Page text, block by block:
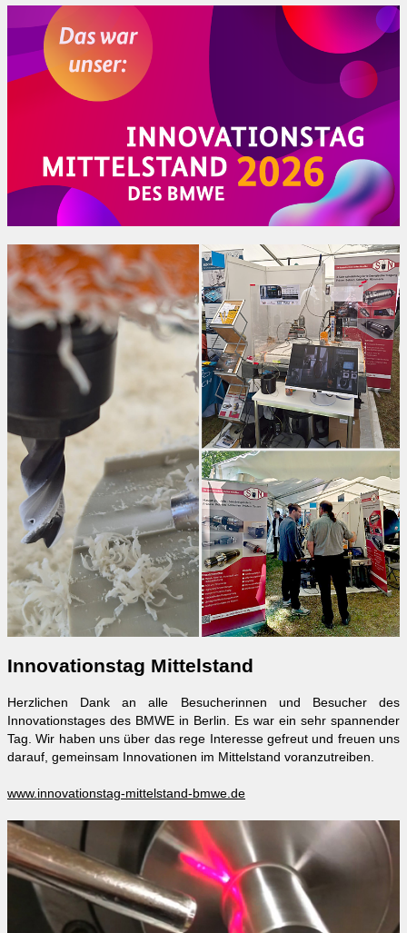
Innovationstag Mittelstand
Herzlichen Dank an alle Besucherinnen und Besucher des
Innovationstages des BMWE in Berlin. Es war ein sehr spannender
Tag. Wir haben uns über das rege Interesse gefreut und freuen uns
darauf, gemeinsam Innovationen im Mittelstand voranzutreiben.
www.innovationstag-mittelstand-bmwe.de